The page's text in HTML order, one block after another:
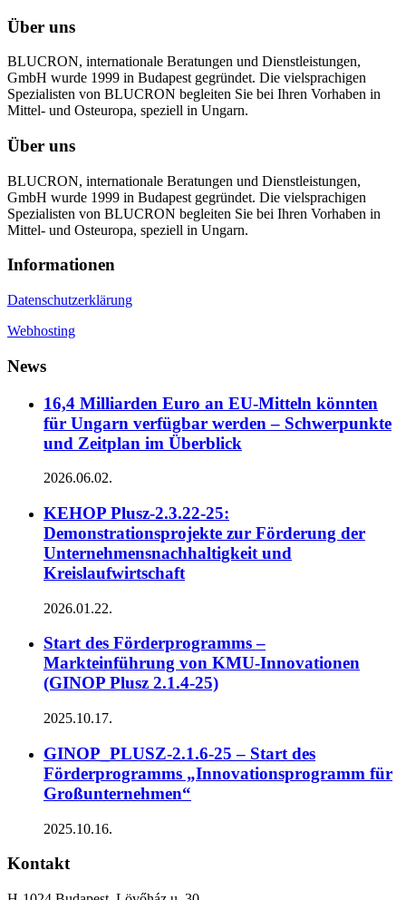
Über uns
BLUCRON, internationale Beratungen und Dienstleistungen,
GmbH wurde 1999 in Budapest gegründet. Die vielsprachigen
Spezialisten von BLUCRON begleiten Sie bei Ihren Vorhaben in
Mittel- und Osteuropa, speziell in Ungarn.
Über uns
BLUCRON, internationale Beratungen und Dienstleistungen,
GmbH wurde 1999 in Budapest gegründet. Die vielsprachigen
Spezialisten von BLUCRON begleiten Sie bei Ihren Vorhaben in
Mittel- und Osteuropa, speziell in Ungarn.
Informationen
Datenschutzerklärung
Webhosting
News
16,4 Milliarden Euro an EU-Mitteln könnten
für Ungarn verfügbar werden – Schwerpunkte
und Zeitplan im Überblick
2026.06.02.
KEHOP Plusz-2.3.22-25:
Demonstrationsprojekte zur Förderung der
Unternehmensnachhaltigkeit und
Kreislaufwirtschaft
2026.01.22.
Start des Förderprogramms –
Markteinführung von KMU-Innovationen
(GINOP Plusz 2.1.4-25)
2025.10.17.
GINOP_PLUSZ-2.1.6-25 – Start des
Förderprogramms „Innovationsprogramm für
Großunternehmen“
2025.10.16.
Kontakt